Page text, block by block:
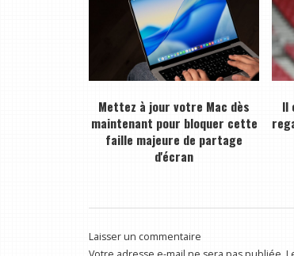
Mettez à jour votre Mac dès
maintenant pour bloquer cette
faille majeure de partage
d'écran
Il
Laisser un commentaire